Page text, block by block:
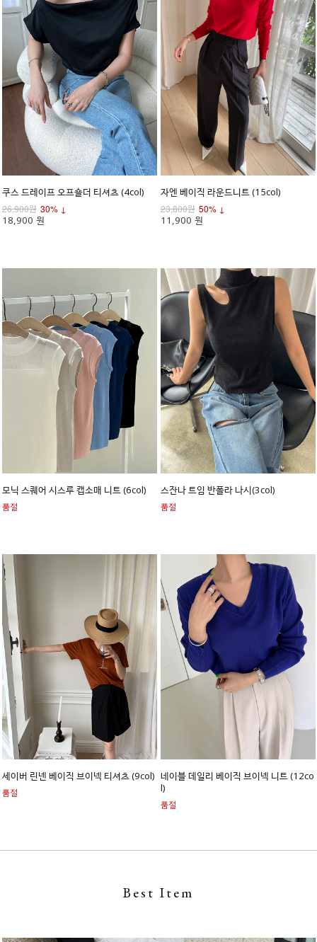
쿠스 드레이프 오프숄더 티셔츠 (4col)
26,900원 30% ↓
18,900 원
자엔 베이직 라운드니트 (15col)
23,800원 50% ↓
11,900 원
모닉 스퀘어 시스루 캡소매 니트 (6col)
품절
스잔나 트임 반폴라 나시(3col)
품절
세이버 린넨 베이직 브이넥 티셔츠 (9col)
품절
네이블 데일리 베이직 브이넥 니트 (12co
l)
품절
Best Item